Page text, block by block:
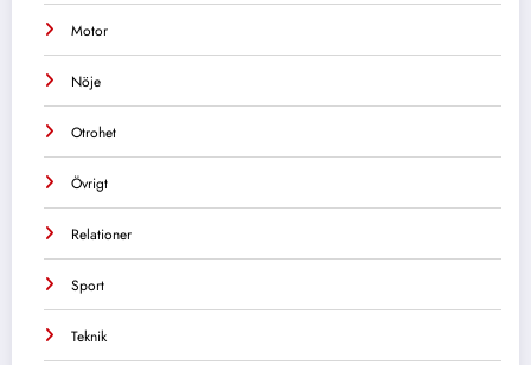
Motor
Nöje
Otrohet
Övrigt
Relationer
Sport
Teknik